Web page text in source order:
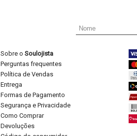
Sobre o Soulojista
Perguntas frequentes
Política de Vendas
Entrega
Formas de Pagamento
Segurança e Privacidade
Como Comprar
Devoluções